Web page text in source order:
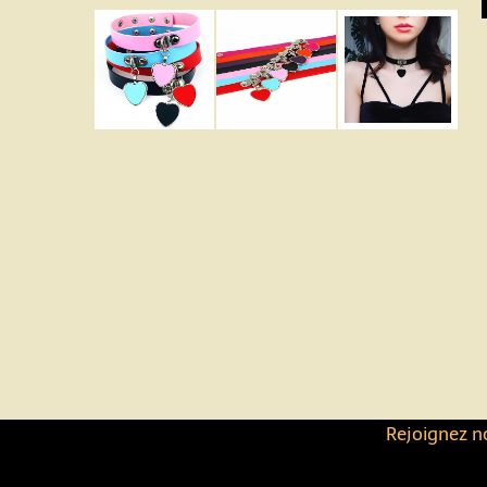
Rejoignez